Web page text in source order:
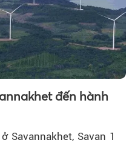
đến hành
Savannakhet, Savan 1